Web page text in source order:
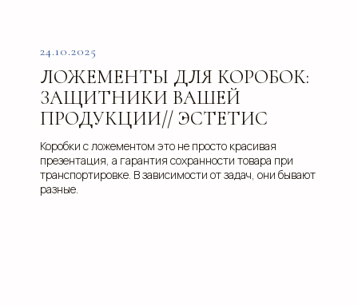
24.10.2025
ЛОЖЕМЕНТЫ ДЛЯ КОРОБОК:
ЗАЩИТНИКИ ВАШЕЙ
ПРОДУКЦИИ// ЭСТЕТИС
Коробки с ложементом это не просто красивая
презентация, а гарантия сохранности товара при
транспортировке. В зависимости от задач, они бывают
разные.
Кейсы
Каталог
конструктивов
Вакансии
Положение о защите
персональных данных
Согласие на обработку персональных
данных